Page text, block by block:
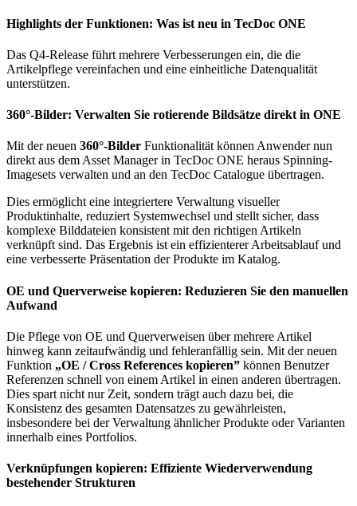
Highlights der Funktionen: Was ist neu in TecDoc ONE
Das Q4-Release führt mehrere Verbesserungen ein, die die
Artikelpflege vereinfachen und eine einheitliche Datenqualität
unterstützen.
360°-Bilder: Verwalten Sie rotierende Bildsätze direkt in ONE
Mit der neuen 360°-Bilder Funktionalität können Anwender nun
direkt aus dem Asset Manager in TecDoc ONE heraus Spinning-
Imagesets verwalten und an den TecDoc Catalogue übertragen.
Dies ermöglicht eine integriertere Verwaltung visueller
Produktinhalte, reduziert Systemwechsel und stellt sicher, dass
komplexe Bilddateien konsistent mit den richtigen Artikeln
verknüpft sind. Das Ergebnis ist ein effizienterer Arbeitsablauf und
eine verbesserte Präsentation der Produkte im Katalog.
OE und Querverweise kopieren: Reduzieren Sie den manuellen
Aufwand
Die Pflege von OE und Querverweisen über mehrere Artikel
hinweg kann zeitaufwändig und fehleranfällig sein. Mit der neuen
Funktion „OE / Cross References kopieren” können Benutzer
Referenzen schnell von einem Artikel in einen anderen übertragen.
Dies spart nicht nur Zeit, sondern trägt auch dazu bei, die
Konsistenz des gesamten Datensatzes zu gewährleisten,
insbesondere bei der Verwaltung ähnlicher Produkte oder Varianten
innerhalb eines Portfolios.
Verknüpfungen kopieren: Effiziente Wiederverwendung
bestehender Strukturen